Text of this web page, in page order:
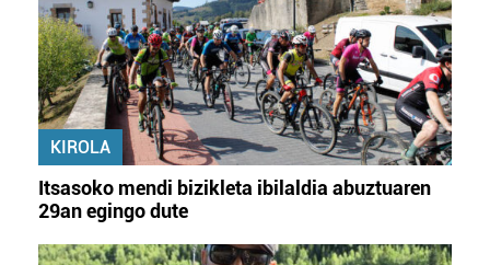
KIROLA
Itsasoko mendi bizikleta ibilaldia abuztuaren
29an egingo dute